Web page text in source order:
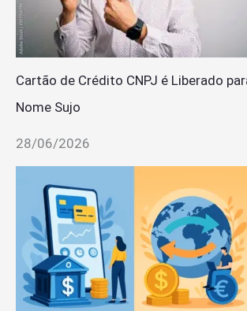
Cartão de Crédito CNPJ é Liberado
Nome Sujo
28/06/2026